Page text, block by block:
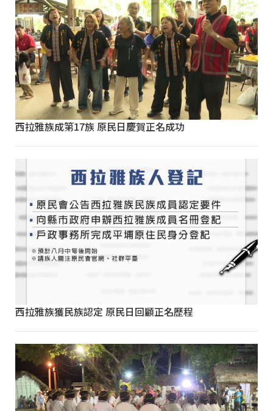
西拉雅族成第17族 原民日慶賀正名成功
西拉雅族獲民族認定 原民日回顧正名歷程